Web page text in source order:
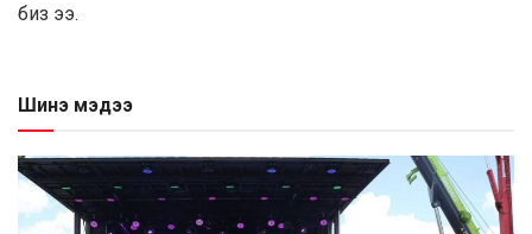
биз ээ.
Шинэ мэдээ